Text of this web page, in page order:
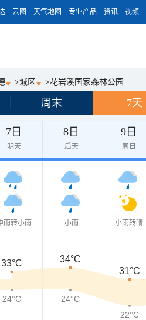
云图 天气地图 专业产品 资讯 视频
>城区 >花岩溪国家森林公园
周末 7天
7日
明天
8日
后天
9日
周日
雨转小雨 小雨 小雨转晴
33°C
34°C
31°C
24°C
24°C
22°C